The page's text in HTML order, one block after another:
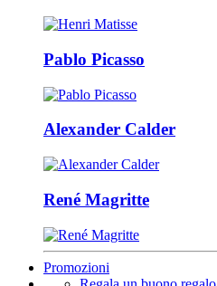
Pablo Picasso
Alexander Calder
René Magritte
Promozioni